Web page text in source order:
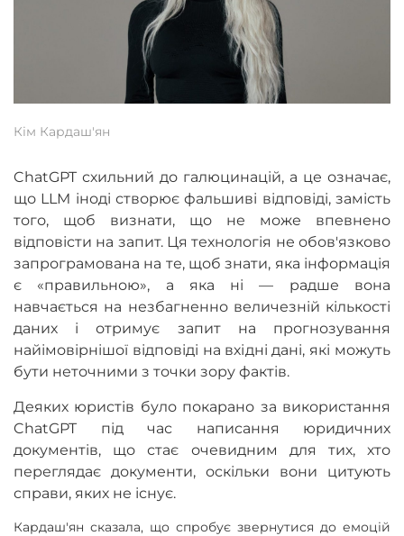
Кім Кардаш'ян
ChatGPT схильний до галюцинацій, а це означає,
що LLM іноді створює фальшиві відповіді, замість
того, щоб визнати, що не може впевнено
відповісти на запит. Ця технологія не обов'язково
запрограмована на те, щоб знати, яка інформація
є «правильною», а яка ні — радше вона
навчається на незбагненно величезній кількості
даних і отримує запит на прогнозування
найімовірнішої відповіді на вхідні дані, які можуть
бути неточними з точки зору фактів.
Деяких юристів було покарано за використання
ChatGPT під час написання юридичних
документів, що стає очевидним для тих, хто
переглядає документи, оскільки вони цитують
справи, яких не існує.
Кардаш'ян сказала, що спробує звернутися до емоцій